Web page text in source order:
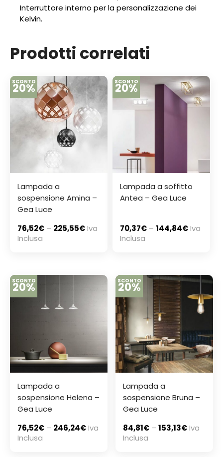
Interruttore interno per la personalizzazione dei
Kelvin.
Prodotti correlati
SCONTO
20%
Lampada a
sospensione Amina –
Gea Luce
76,52€ – 225,55€Iva
Inclusa
SCONTO
20%
Lampada a soffitto
Antea – Gea Luce
70,37€ –144,84€Iva
Inclusa
SCONTO
20%
Lampada a
sospensione Helena –
Gea Luce
76,52€ – 246,24€Iva
Inclusa
SCONTO
20%
Lampada a
sospensione Bruna –
Gea Luce
84,81€ –153,13€Iva
Inclusa